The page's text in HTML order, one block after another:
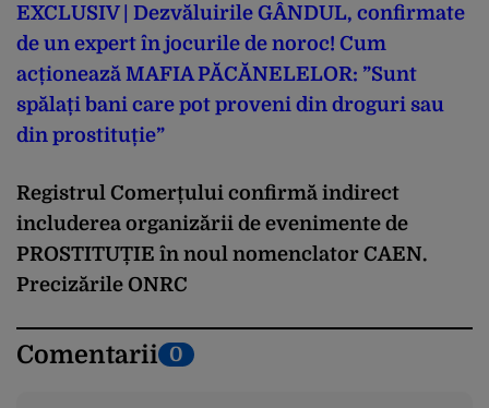
EXCLUSIV | Dezvăluirile GÂNDUL, confirmate
de un expert în jocurile de noroc! Cum
acționează MAFIA PĂCĂNELELOR: ”Sunt
spălați bani care pot proveni din droguri sau
din prostituție”
Registrul Comerțului confirmă indirect
includerea organizării de evenimente de
PROSTITUȚIE în noul nomenclator CAEN.
Precizările ONRC
Comentarii 0